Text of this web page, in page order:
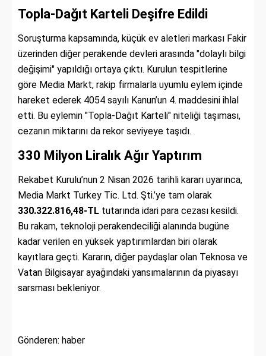
Topla-Dağıt Karteli Deşifre Edildi
Soruşturma kapsamında, küçük ev aletleri markası Fakir
üzerinden diğer perakende devleri arasında "dolaylı bilgi
değişimi" yapıldığı ortaya çıktı. Kurulun tespitlerine
göre Media Markt, rakip firmalarla uyumlu eylem içinde
hareket ederek 4054 sayılı Kanun’un 4. maddesini ihlal
etti. Bu eylemin "Topla-Dağıt Karteli" niteliği taşıması,
cezanın miktarını da rekor seviyeye taşıdı.
330 Milyon Liralık Ağır Yaptırım
Rekabet Kurulu’nun 2 Nisan 2026 tarihli kararı uyarınca,
Media Markt Turkey Tic. Ltd. Şti.’ye tam olarak
330.322.816,48-TL tutarında idari para cezası kesildi.
Bu rakam, teknoloji perakendeciliği alanında bugüne
kadar verilen en yüksek yaptırımlardan biri olarak
kayıtlara geçti. Kararın, diğer paydaşlar olan Teknosa ve
Vatan Bilgisayar ayağındaki yansımalarının da piyasayı
sarsması bekleniyor.
Gönderen: haber